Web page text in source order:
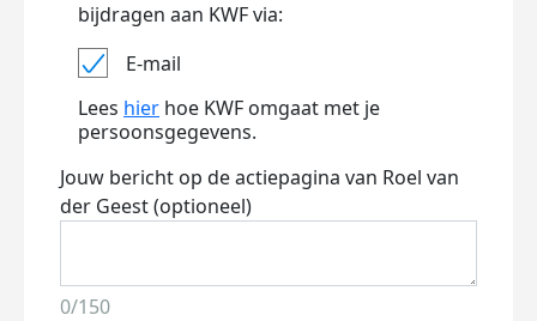
bijdragen aan KWF via:
E-mail
Lees hier hoe KWF omgaat met je
persoonsgegevens.
Jouw bericht op de actiepagina van Roel van
der Geest (optioneel)
0/150